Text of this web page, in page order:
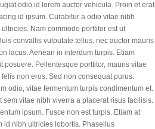
odio id lorem auctor vehicula. Proin et erat
id ipsum. Curabitur a odio vitae nibh
Nam commodo porttitor est ut
convallis vulputate tellus, nec auctor mauris
lacus. Aenean in interdum turpis. Etiam
Pellentesque porttitor, mauris vitae
non eros. Sed non consequat purus.
odio, vitae fermentum turpis condimentum et.
vitae nibh viverra a placerat risus facilisis.
ipsum. Fusce non est turpis. Etiam at
id nibh ultricies lobortis. Phasellus